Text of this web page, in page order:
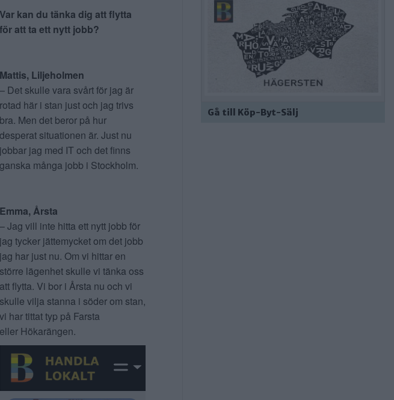
Var kan du tänka dig att flytta
för att ta ett nytt jobb?
Mattis, Liljeholmen
– Det skulle vara svårt för jag är
rotad här i stan just och jag trivs
bra. Men det beror på hur
desperat situationen är. Just nu
jobbar jag med IT och det finns
ganska många jobb i Stockholm.
Emma, Årsta
– Jag vill inte hitta ett nytt jobb för
jag tycker jättemycket om det jobb
jag har just nu. Om vi hittar en
större lägenhet skulle vi tänka oss
att flytta. Vi bor i Årsta nu och vi
skulle vilja stanna i söder om stan,
vi har tittat typ på Farsta
eller Hökarängen.
Gå till Köp-Byt-Sälj